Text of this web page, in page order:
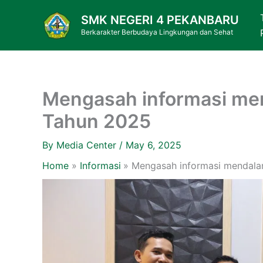
SMK NEGERI 4 PEKANBARU
Berkarakter Berbudaya Lingkungan dan Sehat
Mengasah informasi
Tahun 2025
By Media Center / May 6, 2025
Home
Informasi Mengasah informasi